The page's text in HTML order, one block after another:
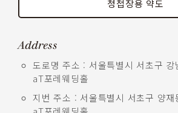
청첩장용 약도
Address
도로명 주소 : 서울특별시 서초구 강
aT포레웨딩홀
지번 주소 : 서울특별시 서초구 양재